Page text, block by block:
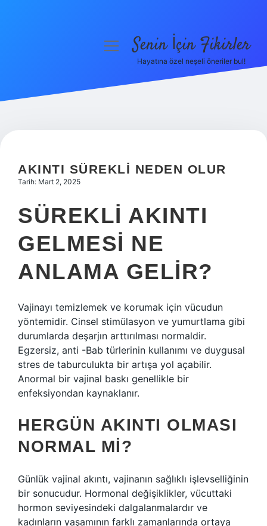
Hakkımızda
menüyüSenin İçin Fikirler
Hayatına özel neşeli öneriler bul!
AKINTI SÜREKLI NEDEN OLUR
Tarih: Mart 2, 2025
SÜREKLI AKINTI
GELMESI NE
ANLAMA GELIR?
Vajinayı temizlemek ve korumak için vücudun
yöntemidir. Cinsel stimülasyon ve yumurtlama gibi
durumlarda deşarjın arttırılması normaldir.
Egzersiz, anti -Bab türlerinin kullanımı ve duygusal
stres de taburculukta bir artışa yol açabilir.
Anormal bir vajinal baskı genellikle bir
enfeksiyondan kaynaklanır.
HERGÜN AKINTI OLMASI
NORMAL MI?
Günlük vajinal akıntı, vajinanın sağlıklı işlevselliğinin
bir sonucudur. Hormonal değişiklikler, vücuttaki
hormon seviyesindeki dalgalanmalardır ve
kadınların yaşamının farklı zamanlarında ortaya